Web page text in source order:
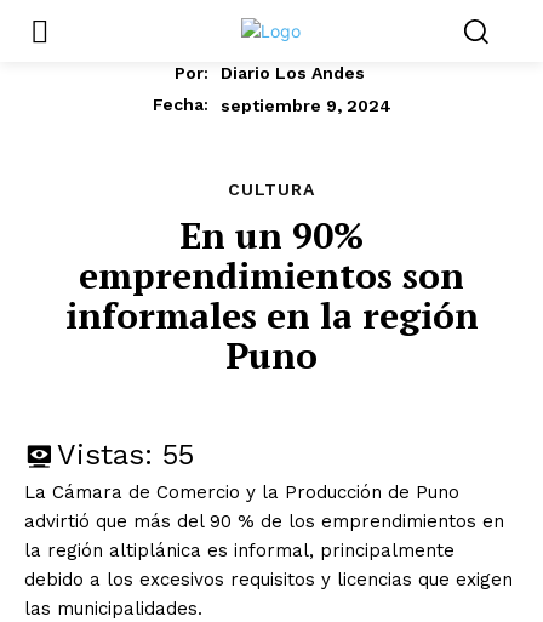
Por:
Diario Los Andes
Fecha:
septiembre 9, 2024
CULTURA
En un 90%
emprendimientos son
informales en la región
Puno
Vistas: 55
La Cámara de Comercio y la Producción de Puno
advirtió que más del 90 % de los emprendimientos en
la región altiplánica es informal, principalmente
debido a los excesivos requisitos y licencias que exigen
las municipalidades.